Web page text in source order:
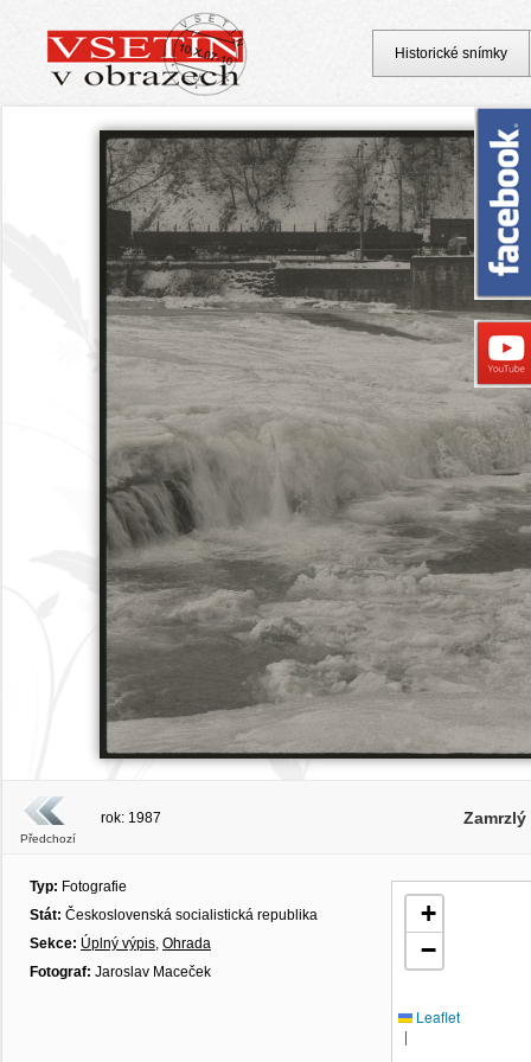
Předchozí
rok: 1987
Typ: Fotografie
Stát: Československá socialistická republika
Sekce: Úplný výpis, Ohrada
Fotograf: Jaroslav Maceček
+
−
Leaflet
|
Historické snímky